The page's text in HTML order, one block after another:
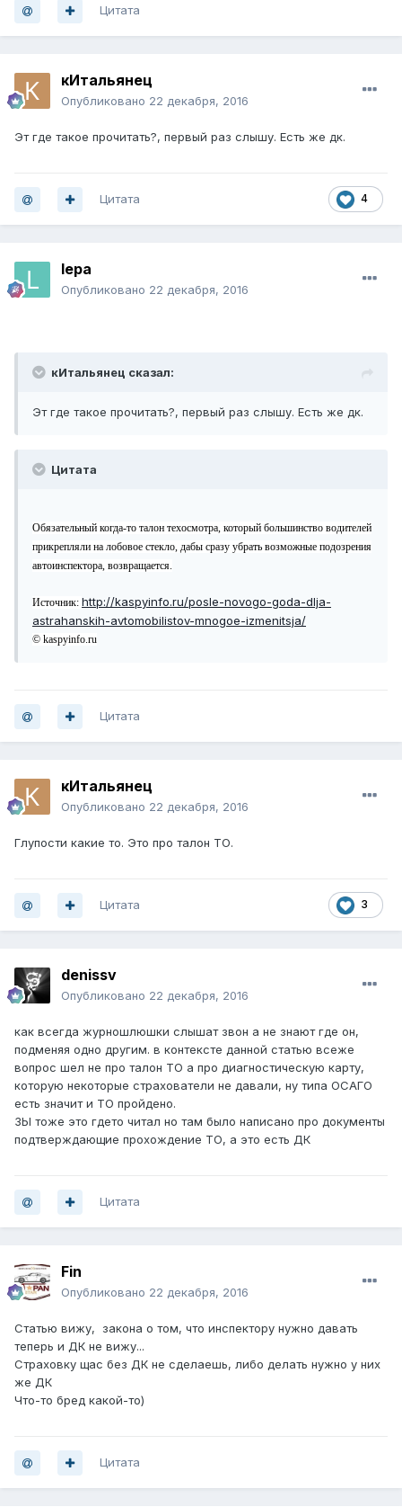
Цитата
кИтальянец
Опубликовано 22 декабря, 2016
Эт где такое прочитать?, первый раз слышу. Есть же дк.
4
Цитата
lepa
Опубликовано 22 декабря, 2016
кИтальянец сказал:
Эт где такое прочитать?, первый раз слышу. Есть же дк.
Цитата
Обязательный когда-то талон техосмотра, который большинство водителей
прикрепляли на лобовое стекло, дабы сразу убрать возможные подозрения
автоинспектора, возвращается.
Источник: http://kaspyinfo.ru/posle-novogo-goda-dlja-
astrahanskih-avtomobilistov-mnogoe-izmenitsja/
© kaspyinfo.ru
Цитата
кИтальянец
Опубликовано 22 декабря, 2016
Глупости какие то. Это про талон ТО.
3
Цитата
denissv
Опубликовано 22 декабря, 2016
как всегда журношлюшки слышат звон а не знают где он,
подменяя одно другим. в контексте данной статью всеже
вопрос шел не про талон ТО а про диагностическую карту,
которую некоторые страхователи не давали, ну типа ОСАГО
есть значит и ТО пройдено.
ЗЫ тоже это гдето читал но там было написано про документы
подтверждающие прохождение ТО, а это есть ДК
Цитата
Fin
Опубликовано 22 декабря, 2016
Статью вижу, закона о том, что инспектору нужно давать
теперь и ДК не вижу...
Страховку щас без ДК не сделаешь, либо делать нужно у них
же ДК
Что-то бред какой-то)
Цитата